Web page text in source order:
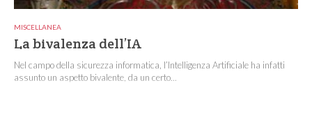
MISCELLANEA
La bivalenza dell’IA
Nel campo della sicurezza informatica, l’Intelligenza Artificiale ha infatti
assunto un aspetto bivalente, da un certo...